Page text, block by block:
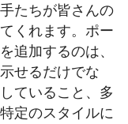
たちが皆さんの
くれます。ポー
追加するのは、
せるだけでな
ていること、多
定のスタイルに